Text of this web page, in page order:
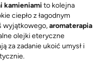
kamieniami to kolejna
ciepło z łagodnym
wyjątkowego,aromaterapia
olejki eteryczne
za zadanie ukoić umysł i